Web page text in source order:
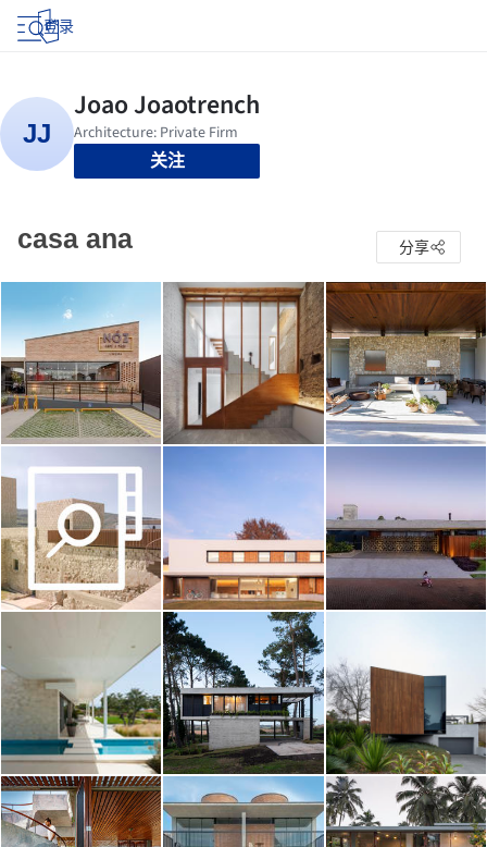
登录
关注
casa ana 分享